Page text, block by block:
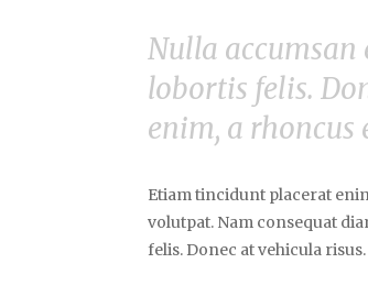
Nulla accumsan
lobortis felis.
enim, a rhoncus
Etiam tincidunt placerat
volutpat. Nam consequat
felis. Donec at vehicula